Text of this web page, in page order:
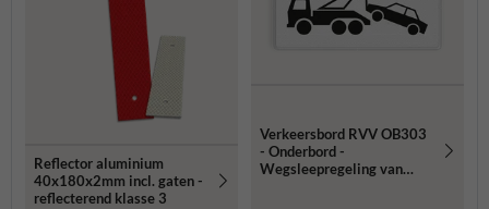
Reflector aluminium
40x180x2mm incl. gaten -
reflecterend klasse 3
Verkeersbord RVV OB303
- Onderbord -
Wegsleepregeling van